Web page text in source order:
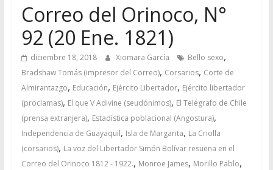
Correo del Orinoco, N°
92 (20 Ene. 1821)
diciembre 18, 2018 Xiomara García Bello sexo,
Bradshaw Tomás (impresor del Correo), Corsarios, Corte de
Almirantazgo, Educación, Ejército Libertador, Ejército libertador
(proclamas), El que V Adivine (seudónimos), El Telégrafo de Chile
(prensa extranjera), Estadística poblacional (Angostura),
Independencia de Guayaquil, Isla de Margarita, La Criolla
(corsarios), La voz del Libertador Simón Bolívar resuena en el
Correo del Orinoco 1812 - 1922., Monroe James, Morillo Pablo,